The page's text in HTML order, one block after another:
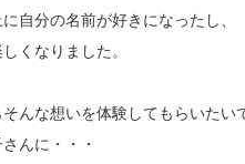
自分の名前が好きになったし、
くなりました。
んな想いを体験してもらいたい
んに・・・